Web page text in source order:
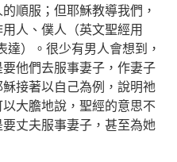
順服；但耶穌教導我們，
人、僕人（英文聖經用
）。很少有男人會想到，
他們去服事妻子，作妻子
接著以自己為例，說明祂
大膽地說，聖經的意思不
丈夫服事妻子，甚至為她